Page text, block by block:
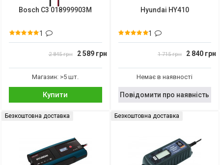
Bosch C3 018999903M
1
2 845 грн 2 589 грн
Магазин: >5 шт.
Купити
Hyundai HY410
1
1 715 грн 2 840 грн
Немає в наявності
Повідомити про наявність
Безкоштовна доставка Безкоштовна доставка